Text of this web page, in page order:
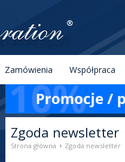
Zamówienia Współpraca
Zgoda newsletter
Strona główna › Zgoda newsletter